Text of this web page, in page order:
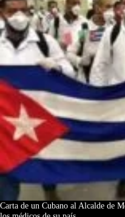
Carta de un Cubano al Alcalde de